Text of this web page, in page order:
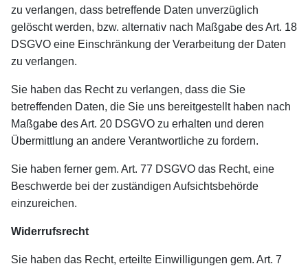
zu verlangen, dass betreffende Daten unverzüglich
gelöscht werden, bzw. alternativ nach Maßgabe des Art. 18
DSGVO eine Einschränkung der Verarbeitung der Daten
zu verlangen.
Sie haben das Recht zu verlangen, dass die Sie
betreffenden Daten, die Sie uns bereitgestellt haben nach
Maßgabe des Art. 20 DSGVO zu erhalten und deren
Übermittlung an andere Verantwortliche zu fordern.
Sie haben ferner gem. Art. 77 DSGVO das Recht, eine
Beschwerde bei der zuständigen Aufsichtsbehörde
einzureichen.
Widerrufsrecht
Sie haben das Recht, erteilte Einwilligungen gem. Art. 7